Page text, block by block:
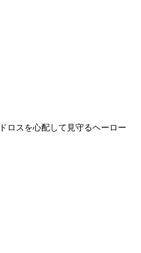
ロスを心配して見守るヘーロー